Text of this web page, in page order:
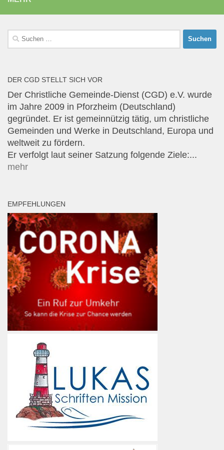
Suchen
nach:
DER CGD STELLT SICH VOR
Der Christliche Gemeinde-Dienst (CGD) e.V. wurde
im Jahre 2009 in Pforzheim (Deutschland)
gegründet. Er ist gemeinnützig tätig, um christliche
Gemeinden und Werke in Deutschland, Europa und
weltweit zu fördern.
Er verfolgt laut seiner Satzung folgende Ziele:...
mehr
EMPFEHLUNGEN